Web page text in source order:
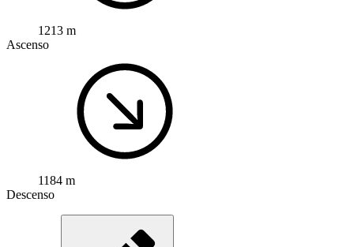
1213 m
Ascenso
1184 m
Descenso